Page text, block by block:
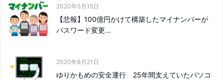
2020年5月15日
【悲報】100億円かけて構築したマイナンバーが
パスワード変更...
2020年8月21日
ゆりかもめの安全運行 25年間支えていたパソコ